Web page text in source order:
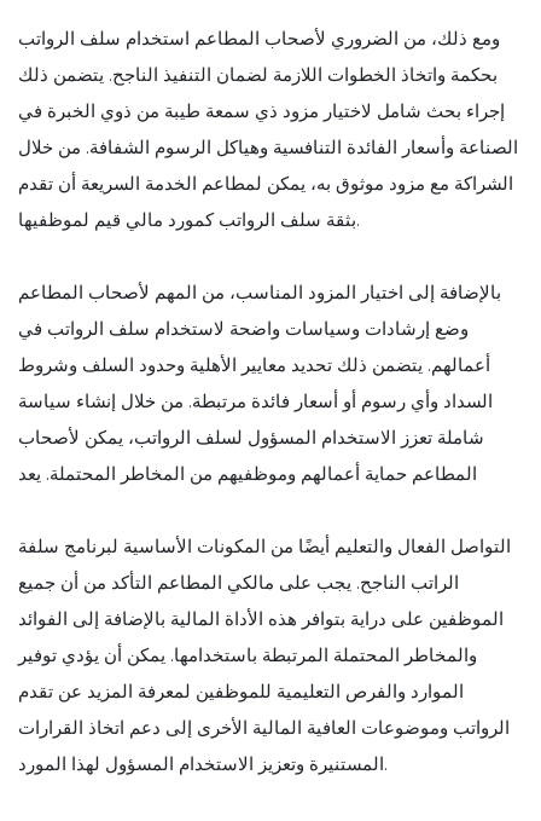
ومع ذلك، من الضروري لأصحاب المطاعم استخدام سلف الرواتب
بحكمة واتخاذ الخطوات اللازمة لضمان التنفيذ الناجح. يتضمن ذلك
إجراء بحث شامل لاختيار مزود ذي سمعة طيبة من ذوي الخبرة في
الصناعة وأسعار الفائدة التنافسية وهياكل الرسوم الشفافة. من خلال
الشراكة مع مزود موثوق به، يمكن لمطاعم الخدمة السريعة أن تقدم
بثقة سلف الرواتب كمورد مالي قيم لموظفيها.
بالإضافة إلى اختيار المزود المناسب، من المهم لأصحاب المطاعم
وضع إرشادات وسياسات واضحة لاستخدام سلف الرواتب في
أعمالهم. يتضمن ذلك تحديد معايير الأهلية وحدود السلف وشروط
السداد وأي رسوم أو أسعار فائدة مرتبطة. من خلال إنشاء سياسة
شاملة تعزز الاستخدام المسؤول لسلف الرواتب، يمكن لأصحاب
المطاعم حماية أعمالهم وموظفيهم من المخاطر المحتملة. يعد
التواصل الفعال والتعليم أيضًا من المكونات الأساسية لبرنامج سلفة
الراتب الناجح. يجب على مالكي المطاعم التأكد من أن جميع
الموظفين على دراية بتوافر هذه الأداة المالية بالإضافة إلى الفوائد
والمخاطر المحتملة المرتبطة باستخدامها. يمكن أن يؤدي توفير
الموارد والفرص التعليمية للموظفين لمعرفة المزيد عن تقدم
الرواتب وموضوعات العافية المالية الأخرى إلى دعم اتخاذ القرارات
المستنيرة وتعزيز الاستخدام المسؤول لهذا المورد.